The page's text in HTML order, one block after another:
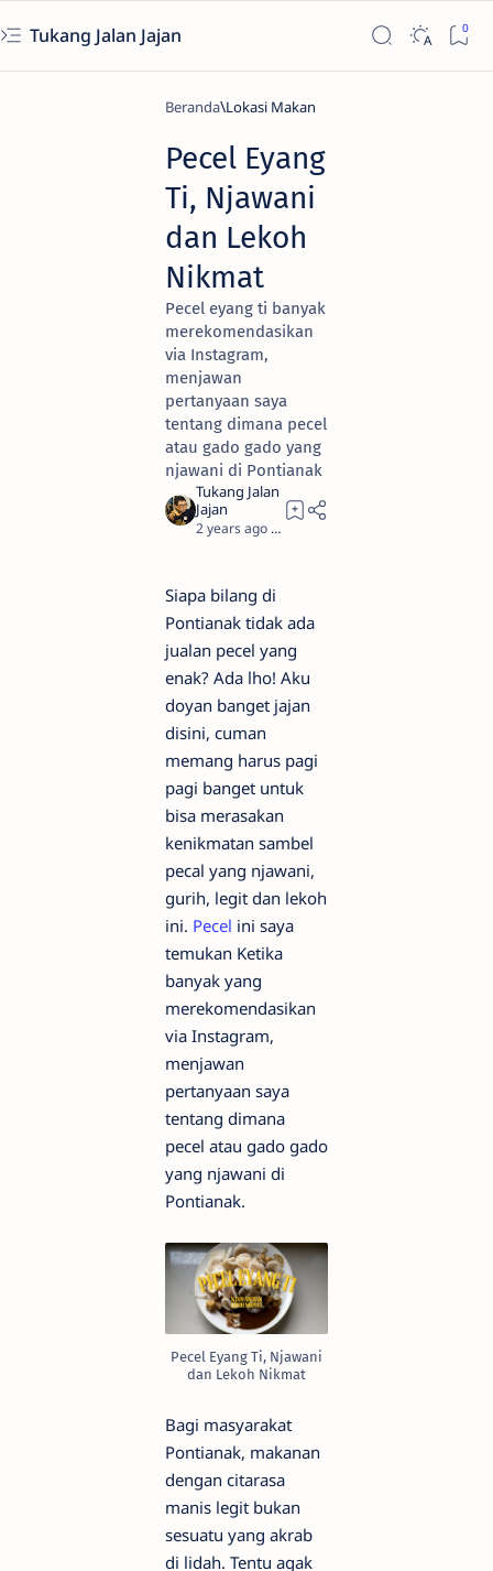
Tukang Jalan Jajan
Beranda Lokasi Makan
Pecel Eyang
Ti, Njawani
dan Lekoh
Nikmat
Pecel eyang ti banyak
merekomendasikan
via Instagram,
menjawan
pertanyaan saya
tentang dimana pecel
atau gado gado yang
njawani di Pontianak
2 years ago 4
Siapa bilang di
Pontianak tidak ada
jualan pecel yang
enak? Ada lho! Aku
doyan banget jajan
disini, cuman
memang harus pagi
pagi banget untuk
bisa merasakan
kenikmatan sambel
pecal yang njawani,
gurih, legit dan lekoh
ini. Pecel ini saya
temukan Ketika
banyak yang
merekomendasikan
via Instagram,
menjawan
pertanyaan saya
tentang dimana
pecel atau gado gado
yang njawani di
Pontianak.
Pecel Eyang Ti, Njawani
dan Lekoh Nikmat
Bagi masyarakat
Pontianak, makanan
dengan citarasa
manis legit bukan
sesuatu yang akrab
di lidah. Tentu agak